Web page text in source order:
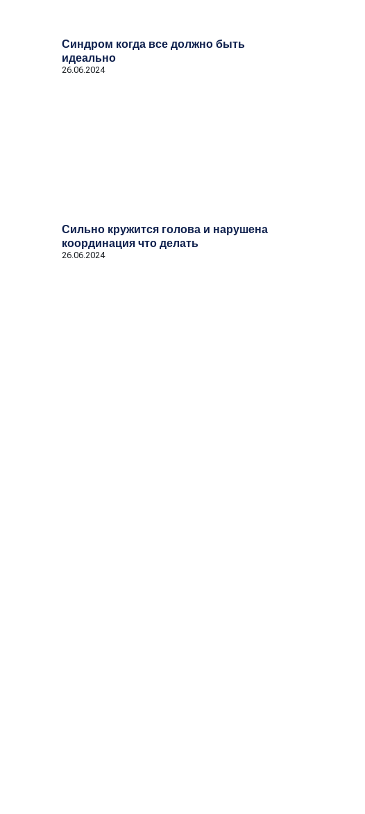
Синдром когда все должно быть
идеально
26.06.2024
Сильно кружится голова и нарушена
координация что делать
26.06.2024